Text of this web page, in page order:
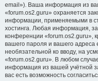
email»). Ваша информация из
«forum.os2.guru» охраняется
информации, применяемыми в
хостинга. Любая информация,
конференции «forum.os2.guru»,
вашего пароля и вашего адреса
необязательной ко вводу, на
«forum.os2.guru». В любом
информация из вашей учётной
вас есть возможность